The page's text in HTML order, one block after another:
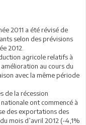
2011 a été révisé de
selon des prévisions
2012.
agricole relatifs à
au cours du
avec la même période
de la récession
ont commencé à
des exportations des
mois d’avril 2012 (-4,1%